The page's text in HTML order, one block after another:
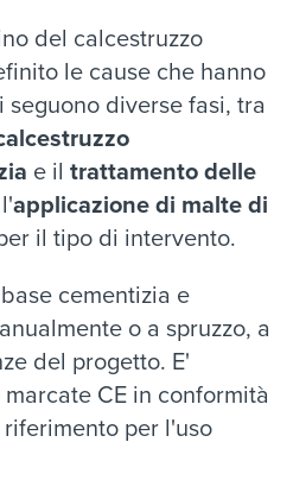
del calcestruzzo
le cause che hanno
diverse fasi, tra
e il trattamento delle
applicazione di malte di
il tipo di intervento.
cementizia e
o a spruzzo, a
del progetto. E'
CE in conformità
per l'uso